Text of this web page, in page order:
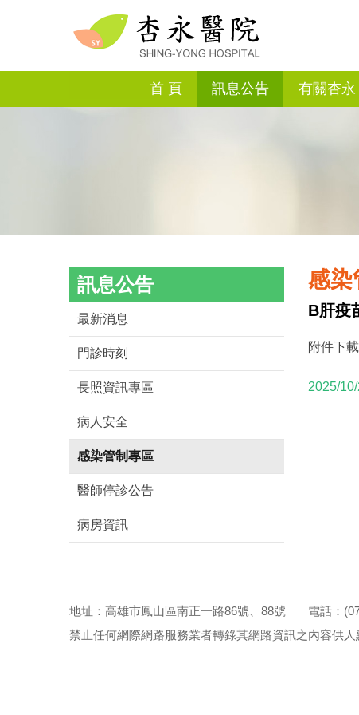
首 頁 訊息公告 有關杏永
訊息公告
最新消息
門診時刻
長照資訊專區
病人安全
感染管制專區
醫師停診公告
病房資訊
感染
B肝疫
附件下
2025/
地址：高雄市鳳山區南正一路86號、88號 電話：
禁止任何網際網路服務業者轉錄其網路資訊之內容供